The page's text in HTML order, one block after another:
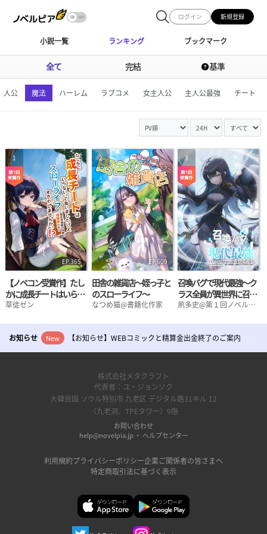
ログイン 新規登録
小説一覧 ランキング ブックマーク
全て 完結 基準
人公 魔法 ハーレム ラブコメ 女主人公 主人公最強 チート
EP.365
【ノベコン受賞作】たし
かに成長チートはいらな
いって言いましたけどス
の対価は経験値です～
草徒ゼン
1
EP.609
田舎の雑貨店～姪っ子と
のスローライフ～
なつめ猫@書籍化作家
2
EP.441
召喚バグで現代最強～ク
ラス全員が異世界に召喚
されたと思ったら一人だ
夙多史@第１回ノベルピ
受賞
3
お知らせ New 【お知らせ】WEBコミックと精算金出金終了のご案内
利用規約プライバシーポリシー企業ご関係者の皆さまへ
特定商取引法に基づく表示
株式会社メタクラフト
代表者：ユ・ジョンソク
大韓民国 ソウル特別市 九老区 デジタル路31キル 12
（九老洞、TPEタワー）9階
お問い合わせ
help@novelpia.jp ‧ ヘルプセンター